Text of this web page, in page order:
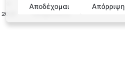
2026
και Νομικές
Αποδέχομαι
Απόρριψη